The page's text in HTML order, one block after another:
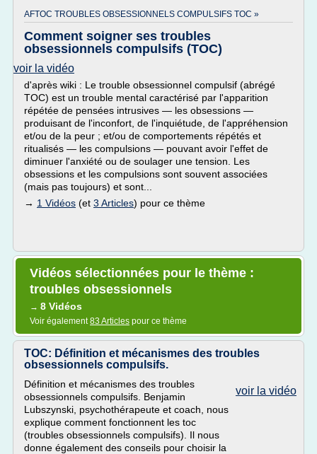
AFTOC TROUBLES OBSESSIONNELS COMPULSIFS TOC »
Comment soigner ses troubles
obsessionnels compulsifs (TOC)
voir la vidéo
d'après wiki : Le trouble obsessionnel compulsif (abrégé
TOC) est un trouble mental caractérisé par l'apparition
répétée de pensées intrusives — les obsessions —
produisant de l'inconfort, de l'inquiétude, de l'appréhension
et/ou de la peur ; et/ou de comportements répétés et
ritualisés — les compulsions — pouvant avoir l'effet de
diminuer l'anxiété ou de soulager une tension. Les
obsessions et les compulsions sont souvent associées
(mais pas toujours) et sont...
→ 1 Vidéos (et 3 Articles) pour ce thème
Vidéos sélectionnées pour le thème :
troubles obsessionnels
→ 8 Vidéos
Voir également83 Articles pour ce thème
TOC: Définition et mécanismes des troubles
obsessionnels compulsifs.
voir la vidéo
Définition et mécanismes des troubles
obsessionnels compulsifs. Benjamin
Lubszynski, psychothérapeute et coach, nous
explique comment fonctionnent les toc
(troubles obsessionnels compulsifs). Il nous
donne également des conseils pour choisir la